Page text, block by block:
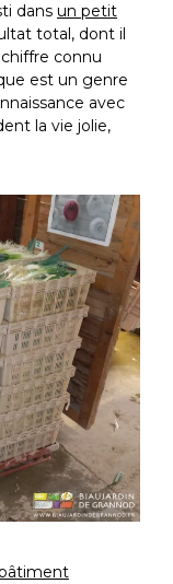
dans un petit
total, dont il
connu
est un genre
avec
la vie jolie,